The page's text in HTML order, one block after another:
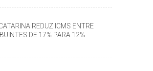
REDUZ ICMS ENTRE
DE 17% PARA 12%